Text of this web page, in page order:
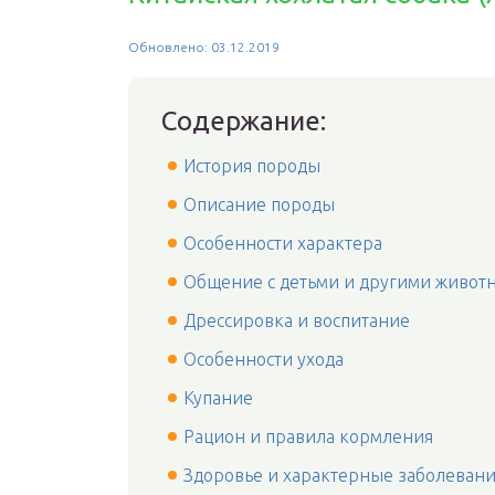
Обновлено: 03.12.2019
Содержание:
История породы
Описание породы
Особенности характера
Общение с детьми и другими
Дрессировка и воспитание
Особенности ухода
Купание
Рацион и правила кормления
Здоровье и характерные